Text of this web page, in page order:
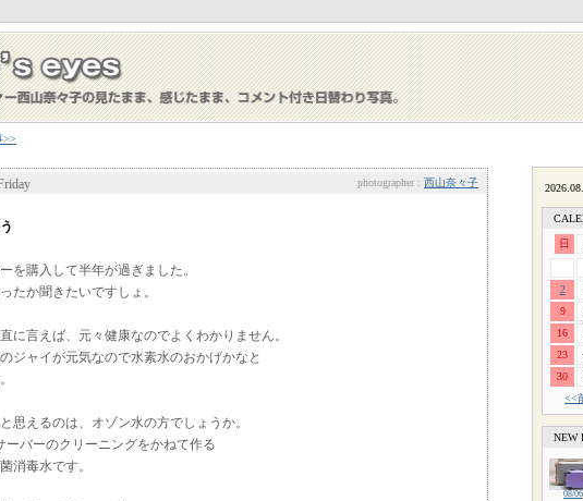
>>
photographer : 西山奈々子
を購入して半年が過ぎました。
たか聞きたいですしょ。
に言えば、元々健康なのでよくわかりません。
ジャイが元気なので水素水のおかげかなと
思えるのは、オゾン水の方でしょうか。
ーバーのクリーニングをかねて作る
消毒水です。
日
2
9
16
23
30
<<
NEW
08/06